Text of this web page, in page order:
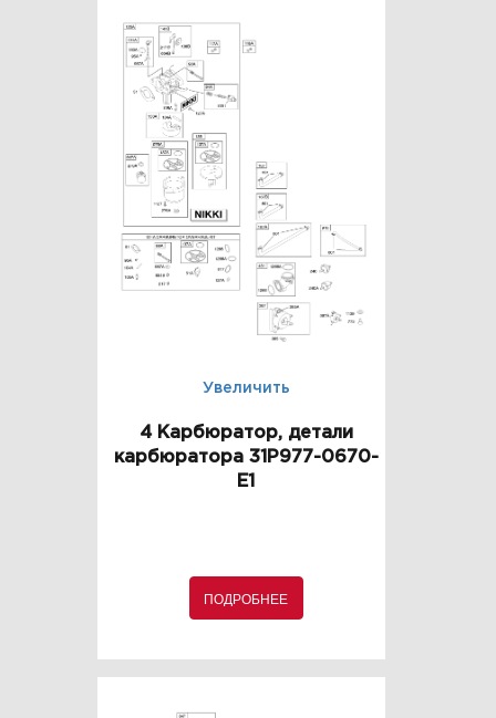
Увеличить
4 Карбюратор, детали
карбюратора 31P977-0670-
E1
ПОДРОБНЕЕ